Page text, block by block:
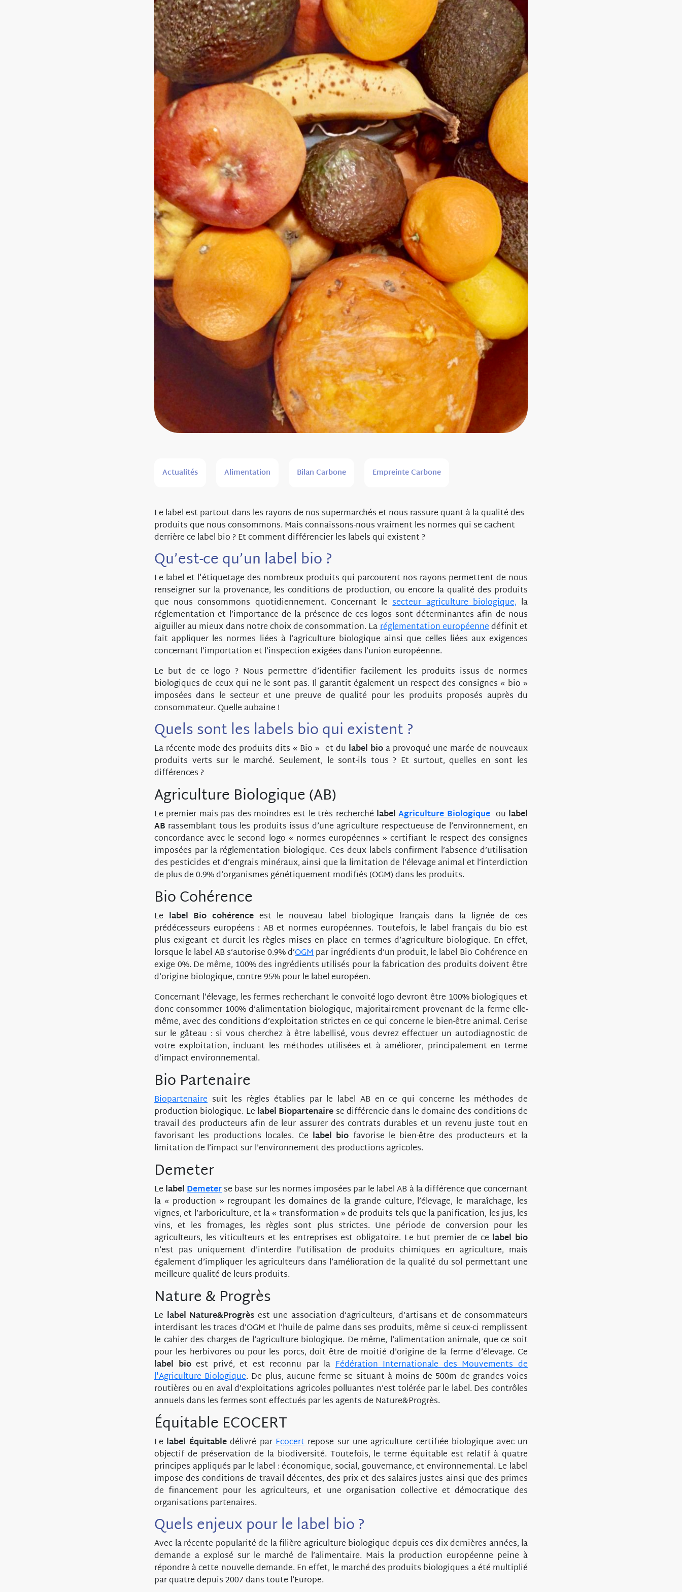
Actualités Alimentation Bilan Carbone Empreinte Carbone
Le label est partout dans les rayons de nos supermarchés et nous rassure quant à la qualité des
produits que nous consommons. Mais connaissons-nous vraiment les normes qui se cachent
derrière ce label bio ? Et comment différencier les labels qui existent ?
Qu’est-ce qu’un label bio ?
Le label et l'étiquetage des nombreux produits qui parcourent nos rayons permettent de nous
renseigner sur la provenance, les conditions de production, ou encore la qualité des produits
que nous consommons quotidiennement. Concernant lesecteur agriculture biologique, la
réglementation et l’importance de la présence de ces logos sont déterminantes afin de nous
aiguiller au mieux dans notre choix de consommation. Laréglementation européennedéfinit et
fait appliquer les normes liées à l’agriculture biologique ainsi que celles liées aux exigences
concernant l’importation et l’inspection exigées dans l’union européenne.
Le but de ce logo ? Nous permettre d’identifier facilement les produits issus de normes
biologiques de ceux qui ne le sont pas. Il garantit également un respect des consignes « bio »
imposées dans le secteur et une preuve de qualité pour les produits proposés auprès du
consommateur. Quelle aubaine !
Quels sont les labels bio qui existent ?
La récente mode des produits dits « Bio » et du label bioa provoqué une marée de nouveaux
produits verts sur le marché. Seulement, le sont-ils tous ? Et surtout, quelles en sont les
différences ?
Agriculture Biologique (AB)
Le premier mais pas des moindres est le très recherché labelAgriculture Biologiqueou label
AB rassemblant tous les produits issus d’une agriculture respectueuse de l’environnement, en
concordance avec le second logo « normes européennes » certifiant le respect des consignes
imposées par la réglementation biologique. Ces deux labels confirment l’absence d’utilisation
des pesticides et d’engrais minéraux, ainsi que la limitation de l’élevage animal et l’interdiction
de plus de 0.9% d’organismes génétiquement modifiés (OGM) dans les produits.
Bio Cohérence
Le label Bio cohérenceest le nouveau label biologique français dans la lignée de ces
prédécesseurs européens : AB et normes européennes. Toutefois, le label français du bio est
plus exigeant et durcit les règles mises en place en termes d’agriculture biologique. En effet,
lorsque le label AB s’autorise 0.9% d’OGMpar ingrédients d’un produit, le label Bio Cohérence en
exige 0%. De même, 100% des ingrédients utilisés pour la fabrication des produits doivent être
d’origine biologique, contre 95% pour le label européen.
Concernant l’élevage, les fermes recherchant le convoité logo devront être 100% biologiques et
donc consommer 100% d’alimentation biologique, majoritairement provenant de la ferme elle-
même, avec des conditions d’exploitation strictes en ce qui concerne le bien-être animal. Cerise
sur le gâteau : si vous cherchez à être labellisé, vous devrez effectuer un autodiagnostic de
votre exploitation, incluant les méthodes utilisées et à améliorer, principalement en terme
d’impact environnemental.
Bio Partenaire
Biopartenaire suit les règles établies par le label AB en ce qui concerne les méthodes de
production biologique. Le label Biopartenaire se différencie dans le domaine des conditions de
travail des producteurs afin de leur assurer des contrats durables et un revenu juste tout en
favorisant les productions locales. Ce label bio favorise le bien-être des producteurs et la
limitation de l’impact sur l’environnement des productions agricoles.
Demeter
Le labelDemeterse base sur les normes imposées par le label AB à la différence que concernant
la « production » regroupant les domaines de la grande culture, l’élevage, le maraîchage, les
vignes, et l’arboriculture, et la « transformation » de produits tels que la panification, les jus, les
vins, et les fromages, les règles sont plus strictes. Une période de conversion pour les
agriculteurs, les viticulteurs et les entreprises est obligatoire. Le but premier de ce label bio
n’est pas uniquement d’interdire l’utilisation de produits chimiques en agriculture, mais
également d’impliquer les agriculteurs dans l’amélioration de la qualité du sol permettant une
meilleure qualité de leurs produits.
Nature & Progrès
Le label Nature&Progrès est une association d’agriculteurs, d’artisans et de consommateurs
interdisant les traces d’OGM et l’huile de palme dans ses produits, même si ceux-ci remplissent
le cahier des charges de l’agriculture biologique. De même, l’alimentation animale, que ce soit
pour les herbivores ou pour les porcs, doit être de moitié d’origine de la ferme d’élevage. Ce
label bioest privé, et est reconnu par laFédération Internationale des Mouvements de
l'Agriculture Biologique. De plus, aucune ferme se situant à moins de 500m de grandes voies
routières ou en aval d’exploitations agricoles polluantes n’est tolérée par le label. Des contrôles
annuels dans les fermes sont effectués par les agents de Nature&Progrès.
Équitable ECOCERT
Le label Équitabledélivré par Ecocertrepose sur une agriculture certifiée biologique avec un
objectif de préservation de la biodiversité. Toutefois, le terme équitable est relatif à quatre
principes appliqués par le label : économique, social, gouvernance, et environnemental. Le label
impose des conditions de travail décentes, des prix et des salaires justes ainsi que des primes
de financement pour les agriculteurs, et une organisation collective et démocratique des
organisations partenaires.
Quels enjeux pour le label bio ?
Avec la récente popularité de la filière agriculture biologique depuis ces dix dernières années, la
demande a explosé sur le marché de l’alimentaire. Mais la production européenne peine à
répondre à cette nouvelle demande. En effet, le marché des produits biologiques a été multiplié
par quatre depuis 2007 dans toute l’Europe.